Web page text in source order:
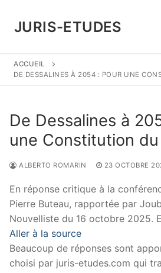
contenu
JURIS-ETUDES
ACCUEIL
DE DESSALINES À 2054 : POUR UNE
De Dessalines à
une Constitution
ALBERTO ROMARIN 23 OCTOBRE
En réponse critique à la
Pierre Buteau, rapportée par
Nouvelliste du 16 octobre 2025.
Aller à la source
Beaucoup de réponses sont
choisi par juris-etudes.com qui